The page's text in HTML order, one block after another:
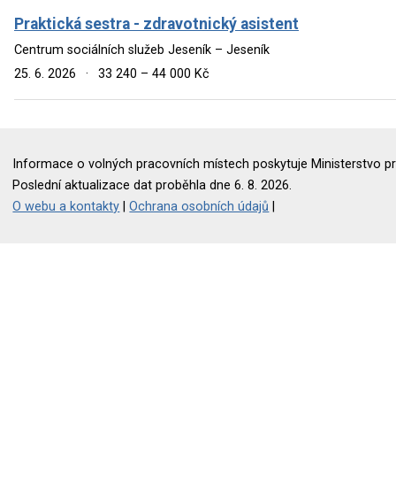
Praktická sestra - zdravotnický asistent
Centrum sociálních služeb Jeseník – Jeseník
25. 6. 2026
· 33 240 – 44 000 Kč
Informace o volných pracovních místech poskytuje Ministerstvo
Poslední aktualizace dat proběhla dne 6. 8. 2026.
O webu a kontakty |Ochrana osobních údajů